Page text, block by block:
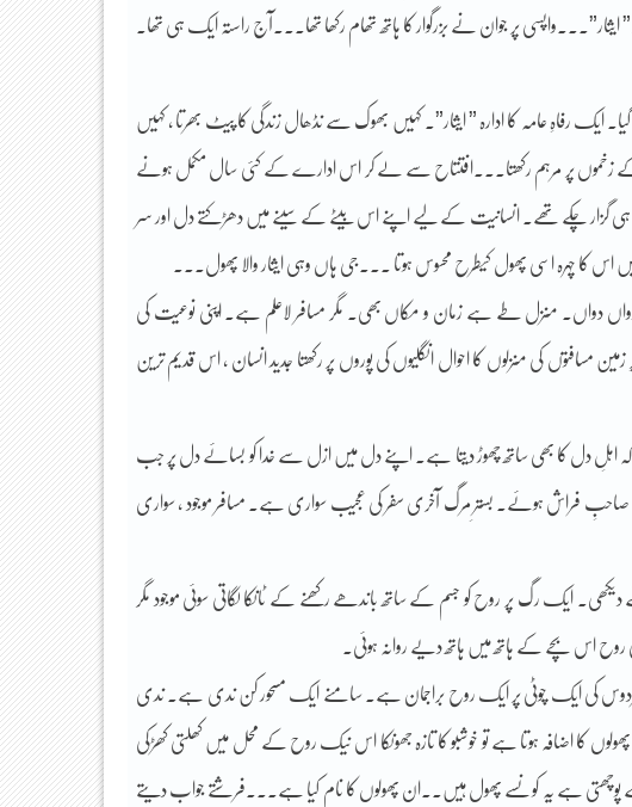
پر جوان نے بزرگوار کا ہاتھ تھام رکھا تھا۔۔۔آج راستہ ایک ہی تھا۔
ایک رفاہِ عامہ کا ادارہ ” ایثار”۔ کہیں بھوک سے نڈھال زندگی کا پیٹ بھرتا ، کہیں
کے زخموں پر مرہم رکھتا۔۔۔افتتاح سے لے کر اس ادارے کے کئی سال مکمل ہونے
ہی گزار چکے تھے۔ انسانیت کے لیے اپنے اس بیٹے کے سینے میں دھڑکتے دل اور سر
اس کا چہرہ اسی پھول کیطرح محسوس ہوتا ۔۔۔جی ہاں وہی ایثار والا پھول۔۔۔
دواں۔ منزل طے ہے زمان و مکاں بھی۔ مگر مسافر لاعلم ہے۔ اپنی نوعیت کی
مسافتوں کی منزلوں کا احوال انگلیوں کی پوروں پر رکھتا جدید انسان ، اس قدیم ترین
دل کا بھی ساتھ چھوڑ دیتا ہے۔ اپنے دل میں ازل سے خدا کو بسائے دل پر جب
صاحبِ فراش ہوئے۔ بسترِ مرگ آخری سفر کی عجیب سواری ہے۔ مسافر موجود ، سواری
ایک رگ پر روح کو جسم کے ساتھ باندھے رکھنے کے ٹانکا لگاتی سوئی موجود مگر
روح اس بچے کے ہاتھ میں ہاتھ دیے روانہ ہوئی۔
کی ایک چوٹی پر ایک روح براجمان ہے۔ سامنے ایک مسحور کن ندی ہے۔ ندی
کا اضافہ ہوتا ہے تو خوشبو کا تازہ جھونکا اس نیک روح کے محل میں کھلتی کھڑکی
پوچھتی ہے یہ کونسے پھول ہیں۔۔ان پھولوں کا نام کیا ہے۔۔۔فرشتے جواب دیتے